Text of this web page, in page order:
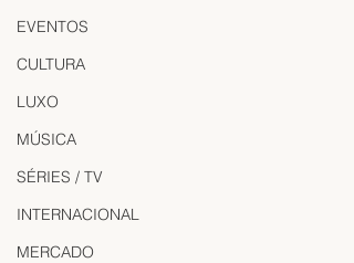
EVENTOS
CULTURA
LUXO
MÚSICA
SÉRIES / TV
INTERNACIONAL
MERCADO